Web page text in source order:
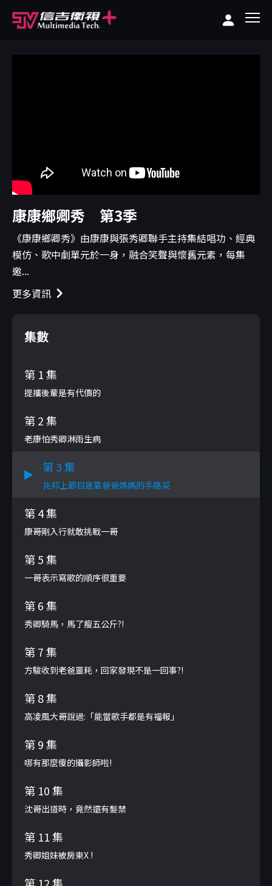
康康鄉卿秀 第3季
《康康鄉卿秀》由康康與張秀卿聯手主持集結唱功、經典
模仿、歌中劇單元於一身，融合笑聲與懷舊元素，每集
邀...
更多資訊
集數
第 1 集
提攜後輩是有代價的
第 2 集
老康怕秀卿淋雨生病
第 3 集
兆邦上節目是靠爸爸媽媽的手路菜
第 4 集
康哥剛入行就敢挑戰一哥
第 5 集
一哥表示寫歌的順序很重要
第 6 集
秀卿騎馬，馬了瘦五公斤?!
第 7 集
方駿收到老爸噩耗，回家發現不是一回事?!
第 8 集
高凌風大哥說過:「能當歌手都是有福報」
第 9 集
哪有那麼傻的攝影師啦!
第 10 集
沈哥出道時，竟然還有髮禁
第 11 集
秀卿姐妹被房東X !
第 12 集